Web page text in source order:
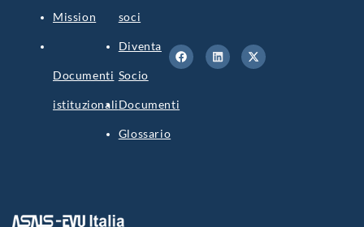
Mission
Documenti
istituzionali
soci
Diventa
Socio
Documenti
Glossario